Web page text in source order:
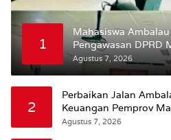
1
Mahasiswa
Pengawasan DPRD
Bursel Terhadap
Jalan
Agustus 7, 2026
2
Perbaikan Jalan
Keuangan Pemprov
Agustus 7, 2026